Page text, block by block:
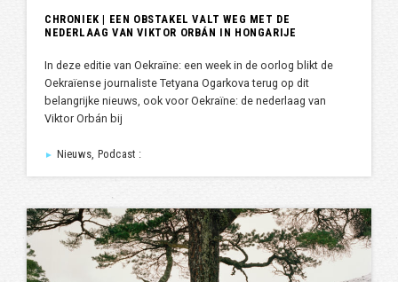
CHRONIEK | EEN OBSTAKEL VALT WEG MET DE
NEDERLAAG VAN VIKTOR ORBÁN IN HONGARIJE
In deze editie van Oekraïne: een week in de oorlog blikt de
Oekraïense journaliste Tetyana Ogarkova terug op dit
belangrijke nieuws, ook voor Oekraïne: de nederlaag van
Viktor Orbán bij
► Nieuws, Podcast :